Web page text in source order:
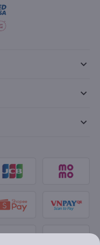
keyboard_arrow_down
keyboard_arrow_down
keyboard_arrow_down